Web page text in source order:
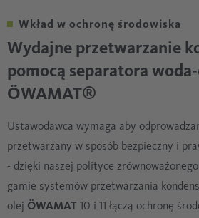
Wkład w ochronę środowiska
Wydajne przetwarzanie
pomocą separatora
ÖWAMAT®
Ustawodawca wymaga aby
przetwarzany w sposób bezpieczny i
- dzięki naszej polityce
gamie systemów przetwarzania
olej ÖWAMAT 10 i 11 łączą ochronę